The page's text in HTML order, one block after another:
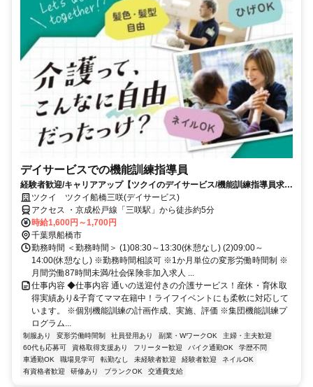
デイサービスでの機能訓練指導員
経験者歓迎/キャリアアップ【ツクイのデイサービス/機能訓練指導員求
人】ツクイ ツクイ船橋三咲(デイサービス)
アクセス ・京成松戸線「三咲駅」から徒歩約5分
時給1,600円～1,700円
千葉県船橋市
勤務時間 ＜勤務時間＞ (1)08:30～13:30(休憩なし) (2)09:00～
14:00(休憩なし) ※勤務時間相談可 ※1か月単位の変形労働時間制 ※
月間労働87時間未満/社会保険非加入求人 ...
仕事内容 ◆仕事内容 通いの送迎付きの介護サービス！産休・育休取
得実績あり&子育てママ在籍中！ライフイベントにも柔軟に対応して
います。 ※個別機能訓練の計画作成、実施、評価 ※集団機能訓練プ
ログラム...
制服あり 変形労働時間制 社員登用あり 副業・WワークOK
主婦・主夫歓迎
60代も応募可
資格取得支援あり フリーター歓迎 バイク通勤OK
学歴不問
車通勤OK
職場見学可 転勤なし 未経験者歓迎 経験者歓迎
ネイルOK
有資格者歓迎
研修あり ブランクOK 交通費支給